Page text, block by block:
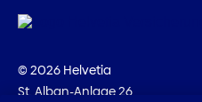
© 2026 Helvetia
St. Alban-Anlage 26